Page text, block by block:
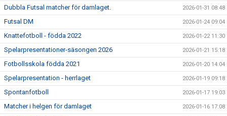
Dubbla Futsal matcher för damlaget. 2026-01-31 08:48
Futsal DM 2026-01-24 09:04
Knattefotboll - födda 2022 2026-01-22 11:30
Spelarpresentationer-säsongen 2026 2026-01-21 15:18
Fotbollsskola födda 2021 2026-01-20 14:04
Spelarpresentation - herrlaget 2026-01-19 09:18
Spontanfotboll 2026-01-17 19:03
Matcher i helgen för damlaget 2026-01-16 17:08